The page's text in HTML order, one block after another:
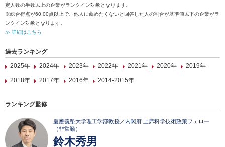
定人数の半数以上の企業がランクイン対象となります。
※総合得点が60.00点以上で、他人に薦めたくないと回答した人の割合が基準値以下の企業がラ
ンクイン対象となります。
≫ 詳細はこちら
過去ランキング
2025年
2024年 2023年 2022年 2021年 2020年
2019年
2018年
2017年 2016年 2014-2015年
ランキング監修
慶應義塾大学理工学部教授／内閣府 上席科学技術政策フェロー
（非常勤）
鈴木秀男